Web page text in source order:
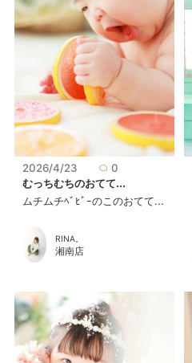
2026/4/23
0
むっちむちのおてて...
ムチムチﾍﾞﾋﾞｰのこのおてて...
RINA。
湘南店